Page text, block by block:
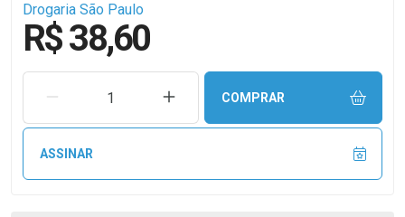
Drogaria São Paulo
R$ 38,60
REMOVER UMA UNIDADEAUMENTAR UMA UNIDADE
COMPRAR
ASSINAR